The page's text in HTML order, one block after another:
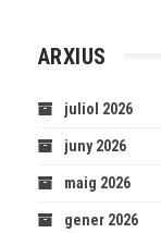
ARXIUS
juliol 2026
juny 2026
maig 2026
gener 2026